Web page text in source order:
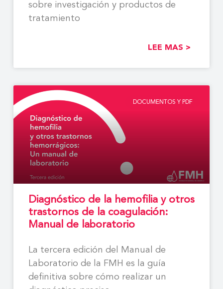
sobre investigación y productos de
tratamiento
LEE MAS >
DOCUMENTOS Y PDF
Diagnóstico de la hemofilia y otros
trastornos de la coagulación:
Manual de laboratorio
La tercera edición del Manual de
Laboratorio de la FMH es la guía
definitiva sobre cómo realizar un